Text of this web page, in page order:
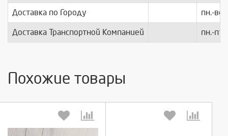
Доставка по Городу пн.-вс.
Доставка Транспортной Компанией пн.-пт.
Похожие товары